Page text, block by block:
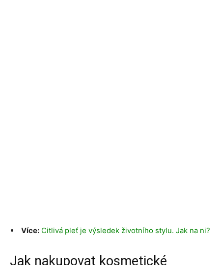
Více: Citlivá pleť je výsledek životního stylu. Jak na ni?
Jak nakupovat kosmetické